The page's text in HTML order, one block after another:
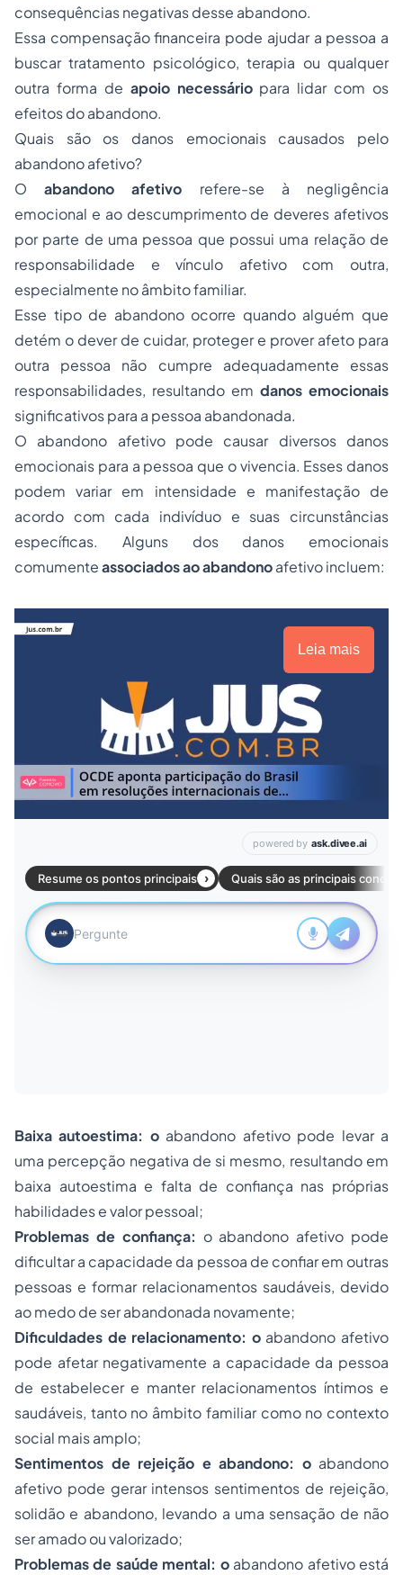
consequências negativas desse abandono.
Essa compensação financeira pode ajudar a pessoa a
buscar tratamento psicológico, terapia ou qualquer
outra forma de apoio necessáriopara lidar com os
efeitos do abandono.
Quais são os danos emocionais causados pelo
abandono afetivo?
Oabandono afetivo refere-se à negligência
emocional e ao descumprimento de deveres afetivos
por parte de uma pessoa que possui uma relação de
responsabilidade e vínculo afetivo com outra,
especialmente no âmbito familiar.
Esse tipo de abandono ocorre quando alguém que
detém o dever de cuidar, proteger e prover afeto para
outra pessoa não cumpre adequadamente essas
responsabilidades, resultando em danos emocionais
significativos para a pessoa abandonada.
O abandono afetivo pode causar diversos danos
emocionais para a pessoa que o vivencia. Esses danos
podem variar em intensidade e manifestação de
acordo com cada indivíduo e suas circunstâncias
específicas. Alguns dos danos emocionais
comumenteassociados ao abandonoafetivo incluem:
Leia mais
Baixa autoestima: oabandono afetivo pode levar a
uma percepção negativa de si mesmo, resultando em
baixa autoestima e falta de confiança nas próprias
habilidades e valor pessoal;
Problemas de confiança: o abandono afetivo pode
dificultar a capacidade da pessoa de confiar em outras
pessoas e formar relacionamentos saudáveis, devido
ao medo de ser abandonada novamente;
Dificuldades de relacionamento: oabandono afetivo
pode afetar negativamente a capacidade da pessoa
de estabelecer e manter relacionamentos íntimos e
saudáveis, tanto no âmbito familiar como no contexto
social mais amplo;
Sentimentos de rejeição e abandono: oabandono
afetivo pode gerar intensos sentimentos de rejeição,
solidão e abandono, levando a uma sensação de não
ser amado ou valorizado;
Problemas de saúde mental: oabandono afetivo está